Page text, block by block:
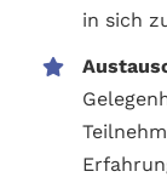
in sich